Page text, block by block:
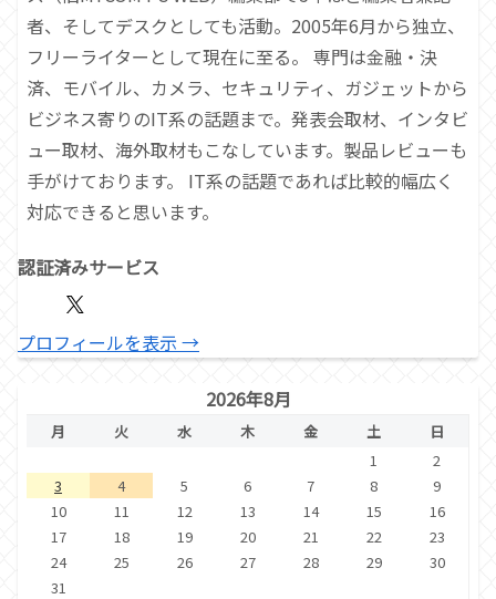
者、そしてデスクとしても活動。2005年6月から独立、
フリーライターとして現在に至る。 専門は金融・決
済、モバイル、カメラ、セキュリティ、ガジェットから
ビジネス寄りのIT系の話題まで。発表会取材、インタビ
ュー取材、海外取材もこなしています。製品レビューも
手がけております。 IT系の話題であれば比較的幅広く
対応できると思います。
認証済みサービス
プロフィールを表示 →
2026年8月
月 火 水 木 金 土
日
1
2
3
4 5 6 7 8
9
10
11 12 13 14 15
16
17
18 19 20 21 22
23
24
25 26 27 28 29
30
31